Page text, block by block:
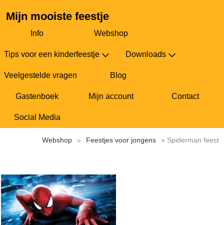
Mijn mooiste feestje
Info Webshop
Tips voor een kinderfeestje Downloads
Veelgestelde vragen Blog
Gastenboek Mijn account Contact
Social Media
Webshop » Feestjes voor jongens » Spiderman feest